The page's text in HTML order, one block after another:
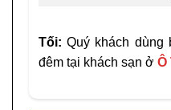
Tối: Quý khách dùng
đêm tại khách sạn ở Ô